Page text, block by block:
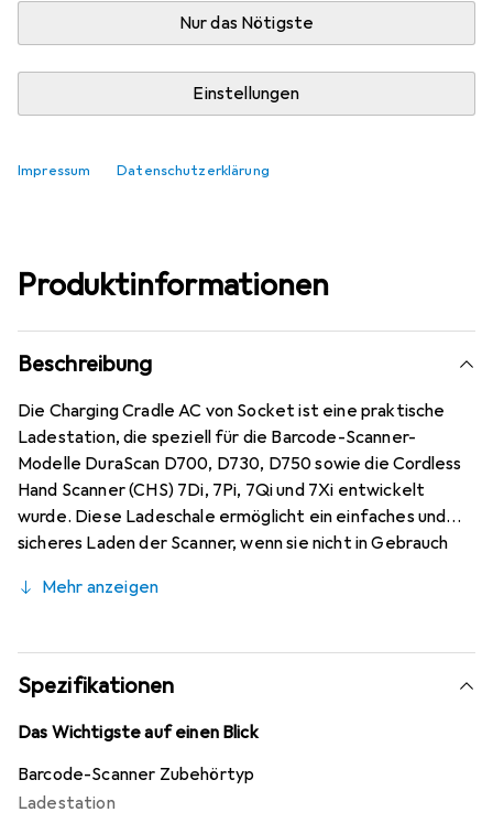
Nur das Nötigste
Einstellungen
Impressum Datenschutzerklärung
In den Warenkorb
kostenloser Versand
Produktinformationen
Beschreibung
Die Charging Cradle AC von Socket ist eine praktische
Ladestation, die speziell für die Barcode-Scanner-
Modelle DuraScan D700, D730, D750 sowie die Cordless
Hand Scanner (CHS) 7Di, 7Pi, 7Qi und 7Xi entwickelt
wurde. Diese Ladeschale ermöglicht ein einfaches und
sicheres Laden der Scanner, wenn sie nicht in Gebrauch
Umgebungen geeignet und bietet eine
Ladevorgangs an seinem Platz hält. Das moderne Floating
Charge System sorgt dafür, dass der Ladevorgang
automatisch beginnt, sobald der Scanner in die
Ladeschale gelegt wird. Eine LED-Anzeige signalisiert die
zusätzlich erleichtert. Die Ladeschale kann flexibel auf
einem Tisch oder an der Wand montiert werden, um den
Mehr anzeigen
Spezifikationen
Das Wichtigste auf einen Blick
Barcode-Scanner Zubehörtyp
Ladestation